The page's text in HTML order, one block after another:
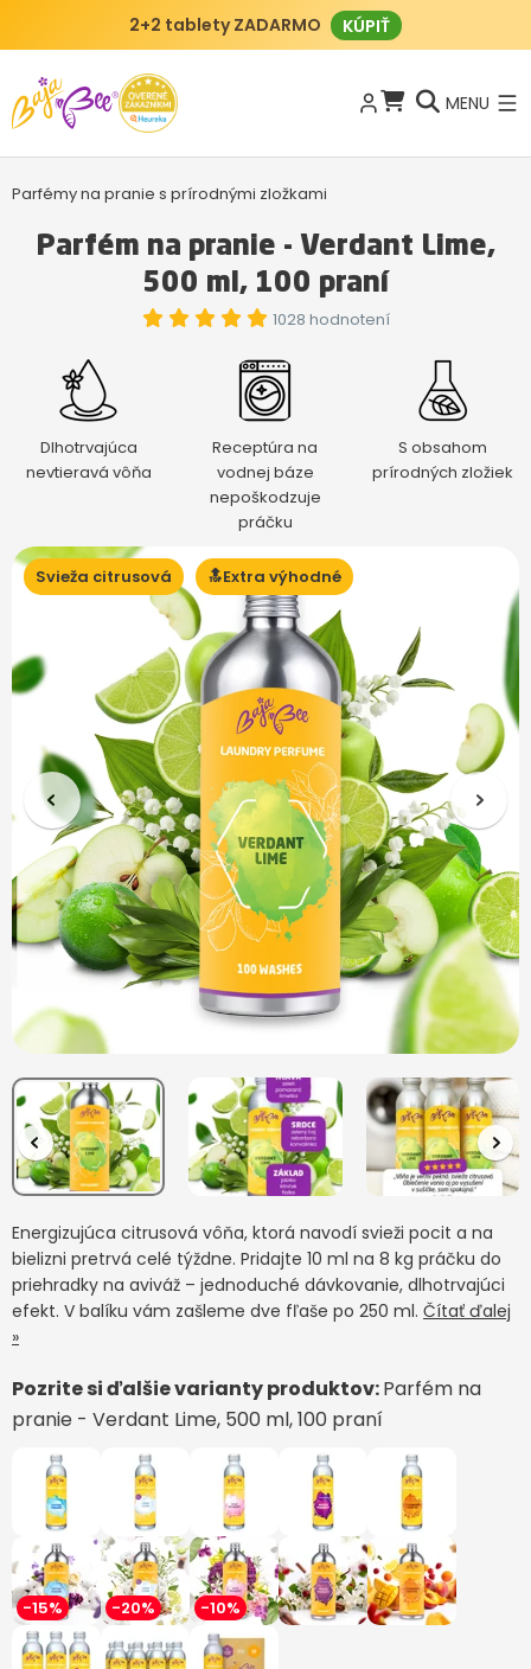
2+2 tablety ZADARMO KÚPIŤ
MENU
Parfémy na pranie s prírodnými zložkami
Parfém na pranie - Verdant Lime,
500 ml, 100 praní
1028 hodnotení
Dlhotrvajúca
nevtieravá vôňa
Receptúra na
vodnej báze
nepoškodzuje
práčku
S obsahom
prírodných zložiek
Svieža citrusová 🔝Extra výhodné
Energizujúca citrusová vôňa, ktorá navodí svieži pocit a na
bielizni pretrvá celé týždne. Pridajte 10 ml na 8 kg práčku do
priehradky na aviváž – jednoduché dávkovanie, dlhotrvajúci
efekt. V balíku vám zašleme dve fľaše po 250 ml. Čítať ďalej
»
Pozrite si ďalšie varianty produktov:Parfém na
pranie - Verdant Lime, 500 ml, 100 praní
-15% -20% -10%